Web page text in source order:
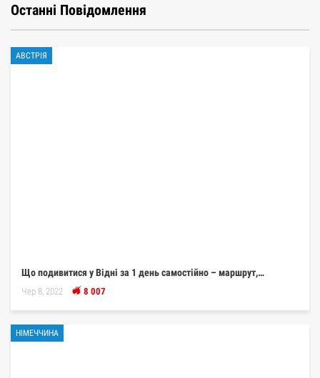
Останні Повідомлення
АВСТРІЯ
Що подивитися у Відні за 1 день самостійно – маршрут,…
Чер 8, 2022 8 007
НІМЕЧЧИНА